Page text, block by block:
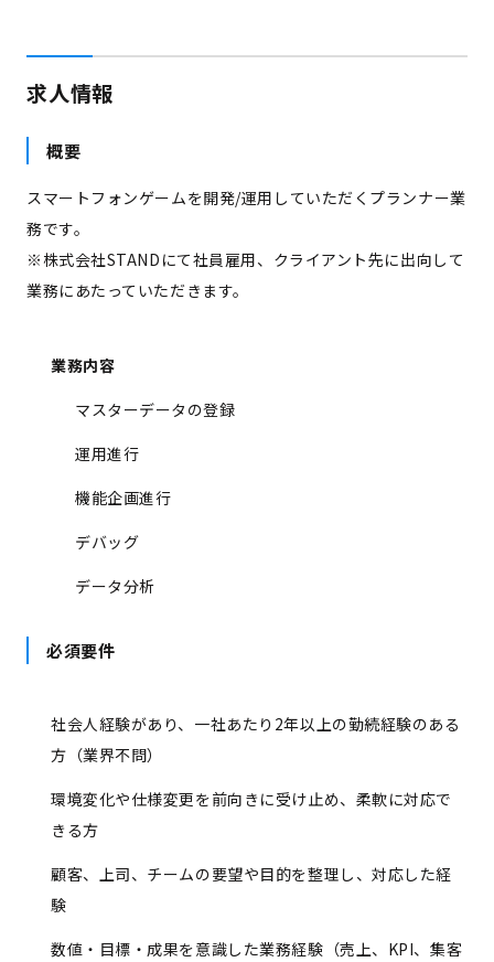
求人情報
概要
スマートフォンゲームを開発/運用していただくプランナー業
務です。
※株式会社STANDにて社員雇用、クライアント先に出向して
業務にあたっていただきます。
業務内容
マスターデータの登録
運用進行
機能企画進行
デバッグ
データ分析
必須要件
社会人経験があり、一社あたり2年以上の勤続経験のある
方（業界不問）
環境変化や仕様変更を前向きに受け止め、柔軟に対応で
きる方
顧客、上司、チームの要望や目的を整理し、対応した経
験
数値・目標・成果を意識した業務経験（売上、KPI、集客